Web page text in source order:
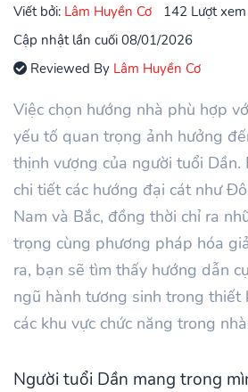
Viết bởi: Lâm Huyền Cơ
142 Lượt xem
Cập nhật lần cuối 08/01/2026
Reviewed By Lâm Huyền Cơ
Việc chọn hướng nhà phù hợp
yếu tố quan trọng ảnh hưởng
thịnh vượng của người tuổi Dần.
chi tiết các hướng đại cát như
Nam và Bắc, đồng thời chỉ ra
trọng cùng phương pháp hóa
ra, bạn sẽ tìm thấy hướng dẫn
ngũ hành tương sinh trong thiết
các khu vực chức năng trong
Người tuổi Dần mang trong